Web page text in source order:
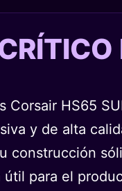
Corsair HS65
y de alta
construcción
para el